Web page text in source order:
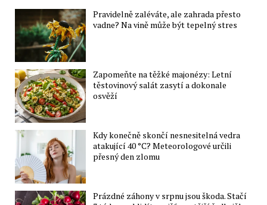
Pravidelně zaléváte, ale zahrada přesto
vadne? Na vině může být tepelný stres
Zapomeňte na těžké majonézy: Letní
těstovinový salát zasytí a dokonale
osvěží
Kdy konečně skončí nesnesitelná vedra
atakující 40 °C? Meteorologové určili
přesný den zlomu
Prázdné záhony v srpnu jsou škoda. Stačí